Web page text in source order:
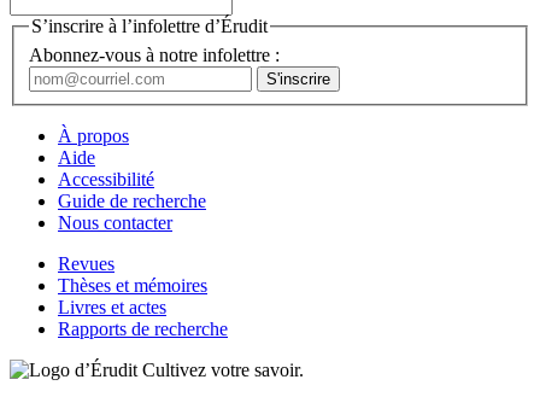
S’inscrire à l’infolettre d’Érudit
Abonnez-vous à notre infolettre :
À propos
Aide
Accessibilité
Guide de recherche
Nous contacter
Revues
Thèses et mémoires
Livres et actes
Rapports de recherche
Cultivez votre savoir.